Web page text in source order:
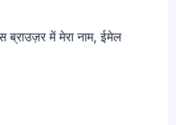
ब्राउज़र में मेरा नाम, ईमेल